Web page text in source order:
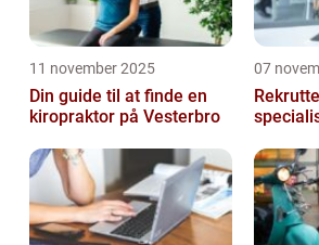
11 november 2025
Din guide til at finde en
kiropraktor på Vesterbro
07